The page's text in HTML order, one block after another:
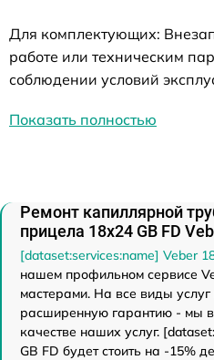
Для комплектующих:
работе или техническим
соблюдении условий
Показать полностью
Ремонт капиллярной
прицела 18x24 GB FD
[dataset:services:name] Veber
нашем профильном сервисе
мастерами. На все виды
расширенную гарантию - мы
качестве наших услуг.
GB FD будет стоить на -15%